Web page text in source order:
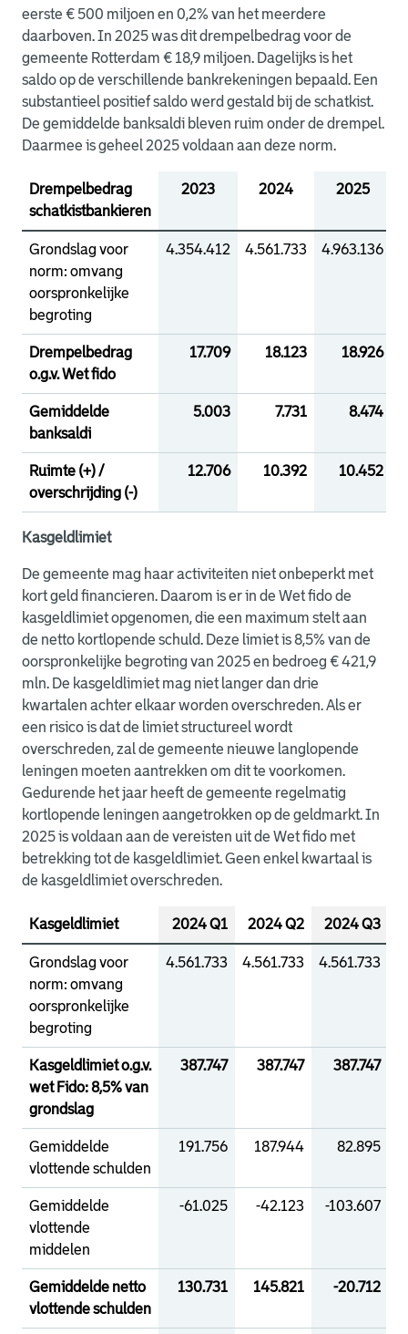
eerste € 500 miljoen en 0,2% van het meerdere
daarboven. In 2025 was dit drempelbedrag voor de
gemeente Rotterdam € 18,9 miljoen. Dagelijks is het
saldo op de verschillende bankrekeningen bepaald. Een
substantieel positief saldo werd gestald bij de schatkist.
De gemiddelde banksaldi bleven ruim onder de drempel.
Daarmee is geheel 2025 voldaan aan deze norm.
Drempelbedrag
schatkistbankieren
2023 2024 2025
Grondslag voor
norm: omvang
oorspronkelijke
begroting
4.354.412 4.561.733 4.963.136
Drempelbedrag
o.g.v. Wet fido
17.709 18.123 18.926
Gemiddelde
banksaldi
5.003 7.731 8.474
Ruimte (+) /
overschrijding (-)
12.706 10.392 10.452
Kasgeldlimiet
De gemeente mag haar activiteiten niet onbeperkt met
kort geld financieren. Daarom is er in de Wet fido de
kasgeldlimiet opgenomen, die een maximum stelt aan
de netto kortlopende schuld. Deze limiet is 8,5% van de
oorspronkelijke begroting van 2025 en bedroeg € 421,9
mln. De kasgeldlimiet mag niet langer dan drie
kwartalen achter elkaar worden overschreden. Als er
een risico is dat de limiet structureel wordt
overschreden, zal de gemeente nieuwe langlopende
leningen moeten aantrekken om dit te voorkomen.
Gedurende het jaar heeft de gemeente regelmatig
kortlopende leningen aangetrokken op de geldmarkt. In
2025 is voldaan aan de vereisten uit de Wet fido met
betrekking tot de kasgeldlimiet. Geen enkel kwartaal is
de kasgeldlimiet overschreden.
Kasgeldlimiet 2024 Q1 2024 Q2 2024 Q3
Grondslag voor
norm: omvang
oorspronkelijke
begroting
4.561.733 4.561.733 4.561.733
Kasgeldlimiet o.g.v.
wet Fido: 8,5% van
grondslag
387.747 387.747 387.747
Gemiddelde
vlottende schulden
191.756 187.944 82.895
Gemiddelde
vlottende
middelen
-61.025 -42.123 -103.607
Gemiddelde netto
vlottende schulden
130.731 145.821 -20.712